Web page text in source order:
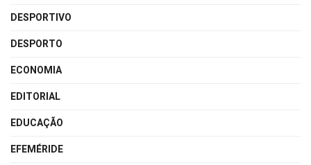
DESPORTIVO
DESPORTO
ECONOMIA
EDITORIAL
EDUCAÇÃO
EFEMÉRIDE